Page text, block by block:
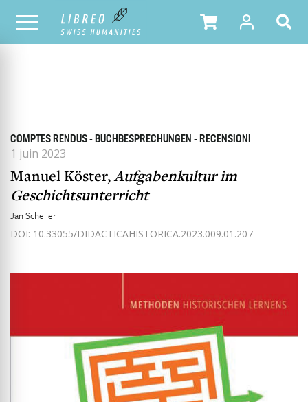
TOUS LES NUMÉROS SOMMAIRE DU NUMÉRO
COMPTES RENDUS - BUCHBESPRECHUNGEN - RECENSIONI
1 juin 2023
Manuel Köster,Aufgabenkultur im
Geschichtsunterricht
Jan Scheller
DOI: 10.33055/DIDACTICAHISTORICA.2023.009.01.207